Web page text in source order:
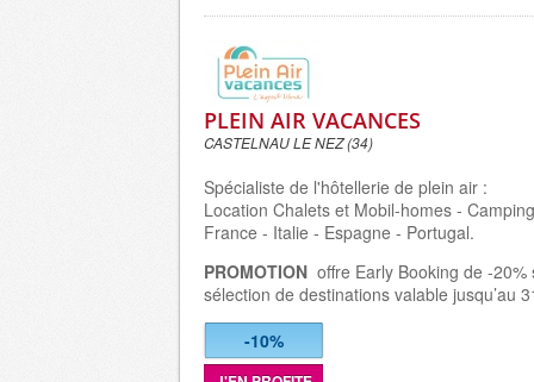
PLEIN AIR VACANCES
CASTELNAU LE NEZ (34)
Spécialiste de l'hôtellerie de plein air :
Location Chalets et Mobil-homes -
France - Italie - Espagne - Portugal.
PROMOTION offre Early Booking de -20%
sélection de destinations valable jusqu’au
-10%